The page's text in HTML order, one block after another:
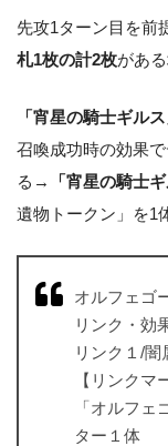
先攻1ターン目を前
札1枚の計2枚があ
「宵星の騎士ギルス
召喚成功時の効果
る→
「宵星の騎士ギ
遺物トークン」を1
オルフェゴ
リンク・効
リンク１/闇
【リンクマ
「オルフ
ター１体